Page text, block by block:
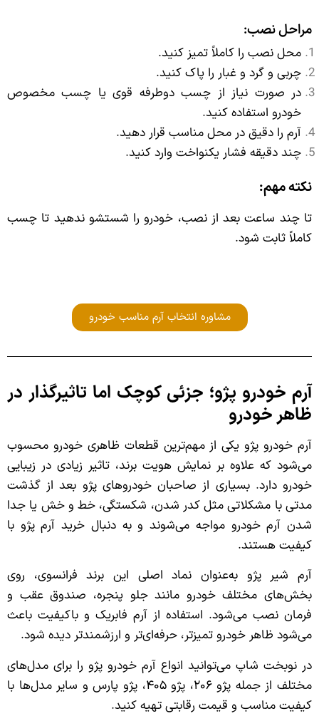
مراحل نصب:
محل نصب را کاملاً تمیز کنید.
چربی و گرد و غبار را پاک کنید.
در صورت نیاز از چسب دوطرفه قوی یا چسب مخصوص
خودرو استفاده کنید.
آرم را دقیق در محل مناسب قرار دهید.
چند دقیقه فشار یکنواخت وارد کنید.
نکته مهم:
تا چند ساعت بعد از نصب، خودرو را شستشو ندهید تا چسب
کاملاً ثابت شود.
مشاوره انتخاب آرم مناسب خودرو
آرم خودرو پژو؛ جزئی کوچک اما تاثیرگذار در
ظاهر خودرو
آرم خودرو پژو یکی از مهم‌ترین قطعات ظاهری خودرو محسوب
می‌شود که علاوه بر نمایش هویت برند، تاثیر زیادی در زیبایی
خودرو دارد. بسیاری از صاحبان خودروهای پژو بعد از گذشت
مدتی با مشکلاتی مثل کدر شدن، شکستگی، خط و خش یا جدا
شدن آرم خودرو مواجه می‌شوند و به دنبال خرید آرم پژو با
کیفیت هستند.
آرم شیر پژو به‌عنوان نماد اصلی این برند فرانسوی، روی
بخش‌های مختلف خودرو مانند جلو پنجره، صندوق عقب و
فرمان نصب می‌شود. استفاده از آرم فابریک و باکیفیت باعث
می‌شود ظاهر خودرو تمیزتر، حرفه‌ای‌تر و ارزشمندتر دیده شود.
در نوبخت شاپ می‌توانید انواع آرم خودرو پژو را برای مدل‌های
مختلف از جمله پژو ۲۰۶، پژو ۴۰۵، پژو پارس و سایر مدل‌ها با
کیفیت مناسب و قیمت رقابتی تهیه کنید.